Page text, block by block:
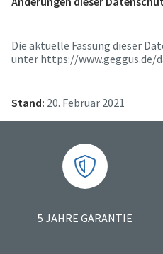
Die aktuelle Fassung dieser
unter https://www.geggus.de/
Stand: 20. Februar 2021
5 JAHRE GARANTIE